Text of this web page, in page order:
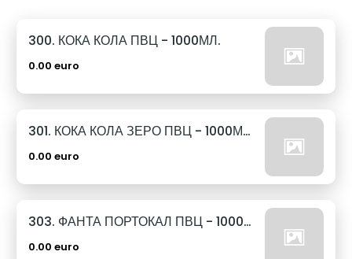
300. КОКА КОЛА ПВЦ - 1000МЛ.
0.00 euro
301. КОКА КОЛА ЗЕРО ПВЦ - 1000МЛ.
0.00 euro
303. ФАНТА ПОРТОКАЛ ПВЦ - 1000МЛ.
0.00 euro